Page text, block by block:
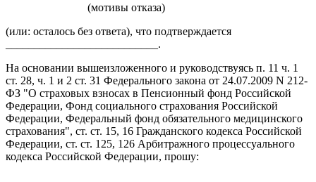
(мотивы отказа)
(или: осталось без ответа), что подтверждается
___________________________.
На основании вышеизложенного и руководствуясь п. 11 ч. 1
ст. 28, ч. 1 и 2 ст. 31 Федерального закона от 24.07.2009 N 212-
ФЗ "О страховых взносах в Пенсионный фонд Российской
Федерации, Фонд социального страхования Российской
Федерации, Федеральный фонд обязательного медицинского
страхования", ст. ст. 15, 16 Гражданского кодекса Российской
Федерации, ст. ст. 125, 126 Арбитражного процессуального
кодекса Российской Федерации, прошу: